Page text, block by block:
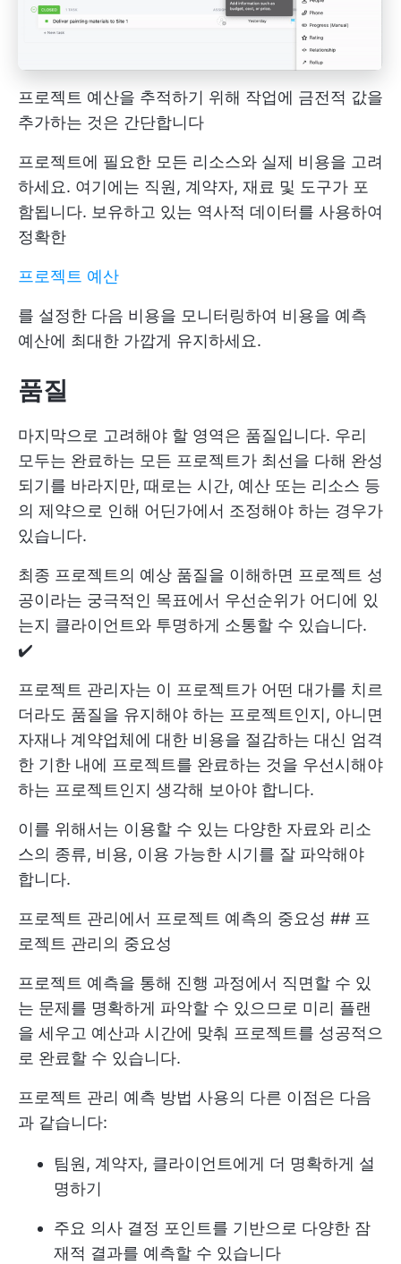
프로젝트 예산을 추적하기 위해 작업에 금전적 값을
추가하는 것은 간단합니다
프로젝트에 필요한 모든 리소스와 실제 비용을 고려
하세요. 여기에는 직원, 계약자, 재료 및 도구가 포
함됩니다. 보유하고 있는 역사적 데이터를 사용하여
정확한
프로젝트 예산
를 설정한 다음 비용을 모니터링하여 비용을 예측
예산에 최대한 가깝게 유지하세요.
품질
마지막으로 고려해야 할 영역은 품질입니다. 우리
모두는 완료하는 모든 프로젝트가 최선을 다해 완성
되기를 바라지만, 때로는 시간, 예산 또는 리소스 등
의 제약으로 인해 어딘가에서 조정해야 하는 경우가
있습니다.
최종 프로젝트의 예상 품질을 이해하면 프로젝트 성
공이라는 궁극적인 목표에서 우선순위가 어디에 있
는지 클라이언트와 투명하게 소통할 수 있습니다.
✔️
프로젝트 관리자는 이 프로젝트가 어떤 대가를 치르
더라도 품질을 유지해야 하는 프로젝트인지, 아니면
자재나 계약업체에 대한 비용을 절감하는 대신 엄격
한 기한 내에 프로젝트를 완료하는 것을 우선시해야
하는 프로젝트인지 생각해 보아야 합니다.
이를 위해서는 이용할 수 있는 다양한 자료와 리소
스의 종류, 비용, 이용 가능한 시기를 잘 파악해야
합니다.
프로젝트 관리에서 프로젝트 예측의 중요성 ## 프
로젝트 관리의 중요성
프로젝트 예측을 통해 진행 과정에서 직면할 수 있
는 문제를 명확하게 파악할 수 있으므로 미리 플랜
을 세우고 예산과 시간에 맞춰 프로젝트를 성공적으
로 완료할 수 있습니다.
프로젝트 관리 예측 방법 사용의 다른 이점은 다음
과 같습니다:
팀원, 계약자, 클라이언트에게 더 명확하게 설
명하기
주요 의사 결정 포인트를 기반으로 다양한 잠
재적 결과를 예측할 수 있습니다